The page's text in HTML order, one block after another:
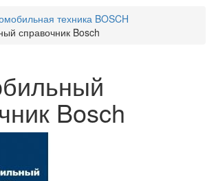
техника BOSCH
справочник Bosch
Bosch